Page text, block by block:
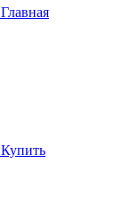
Главная
Купить